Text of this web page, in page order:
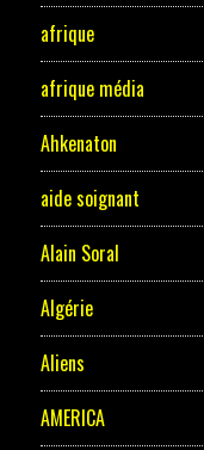
afrique
afrique média
Ahkenaton
aide soignant
Alain Soral
Algérie
Aliens
AMERICA